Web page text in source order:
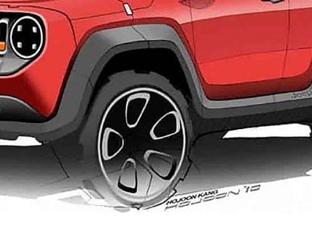
Saúde